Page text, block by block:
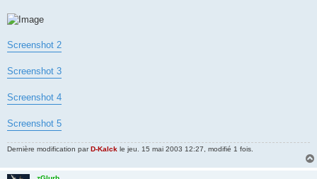
Screenshot 2
Screenshot 3
Screenshot 4
Screenshot 5
Dernière modification parD-Kalck le jeu. 15 mai 2003 12:27, modifié 1 fois.